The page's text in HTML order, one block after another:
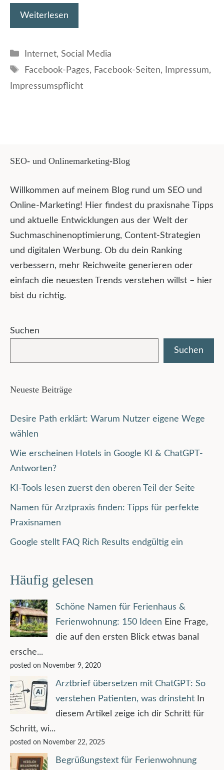
Weiterlesen
Kategorien
Internet, Social Media
Schlagwörter
Facebook-Pages, Facebook-Seiten, Impressum,
Impressumspflicht
SEO- und Onlinemarketing-Blog
Willkommen auf meinem Blog rund um SEO und
Online-Marketing! Hier findest du praxisnahe Tipps
und aktuelle Entwicklungen aus der Welt der
Suchmaschinenoptimierung, Content-Strategien
und digitalen Werbung. Ob du dein Ranking
verbessern, mehr Reichweite generieren oder
einfach die neuesten Trends verstehen willst – hier
bist du richtig.
Suchen
Suchen
Neueste Beiträge
Desire Path erklärt: Warum Nutzer eigene Wege
wählen
Wie erscheinen Hotels in Google KI & ChatGPT-
Antworten?
KI-Tools lesen zuerst den oberen Teil der Seite
Namen für Arztpraxis finden: Tipps für perfekte
Praxisnamen
Google stellt FAQ Rich Results endgültig ein
Häufig gelesen
Schöne Namen für Ferienhaus &
Ferienwohnung: 150 Ideen Eine Frage,
die auf den ersten Blick etwas banal
ersche...
posted on November 9, 2020
Arztbrief übersetzen mit ChatGPT: So
verstehen Patienten, was drinsteht
In
diesem Artikel zeige ich dir Schritt für
Schritt, wi...
posted on November 22, 2025
Begrüßungstext für Ferienwohnung